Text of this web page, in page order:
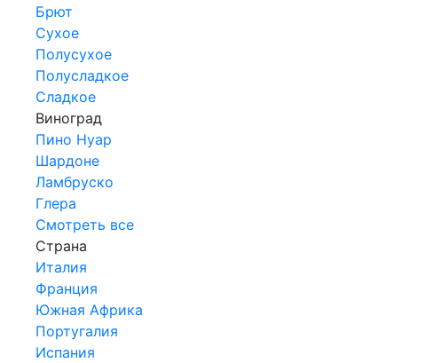
Брют
Сухое
Полусухое
Полусладкое
Сладкое
Виноград
Пино Нуар
Шардоне
Ламбруско
Глера
Смотреть все
Страна
Италия
Франция
Южная Африка
Португалия
Испания